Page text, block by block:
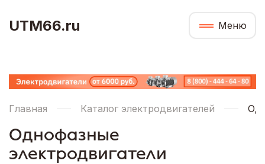
UTM66.ru Меню
Главная Каталог электродвигателей
Однофазные
электродвигатели